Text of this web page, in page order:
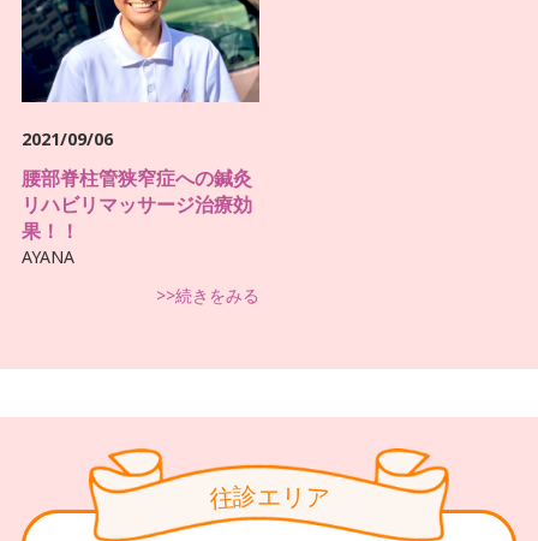
2021/09/06
腰部脊柱管狭窄症への鍼灸
リハビリマッサージ治療効
果！！
AYANA
>>続きをみる
往診エ リ ア